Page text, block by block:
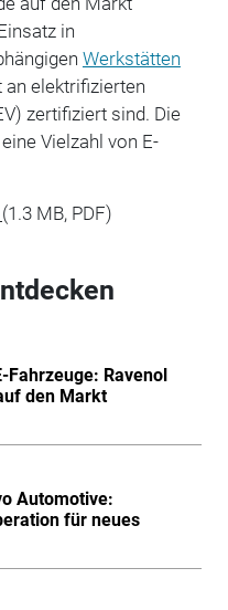
in
Werkstätten
elektrifizierten
zertifiziert sind. Die
Vielzahl von E-
(1.3 MB, PDF)
Fahrzeuge: Ravenol
den Markt
Automotive:
für neues